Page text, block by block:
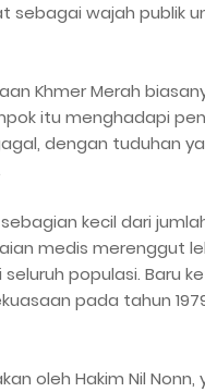
sebagai wajah publik
Khmer Merah
itu menghadapi
dengan tuduhan
kecil dari
medis merenggut
populasi. Baru
pada tahun
oleh Hakim Nil